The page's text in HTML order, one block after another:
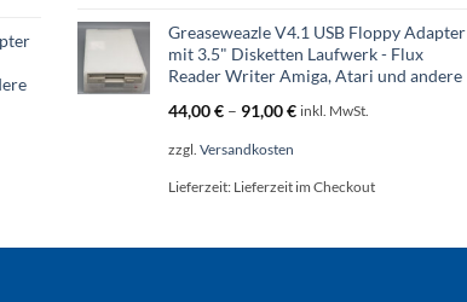
Greaseweazle V4.1 USB Floppy Adapter
mit 3.5" Disketten Laufwerk - Flux
Reader Writer Amiga, Atari und andere
44,00€ – 91,00€ inkl. MwSt.
zzgl. Versandkosten
Lieferzeit: Lieferzeit im Checkout